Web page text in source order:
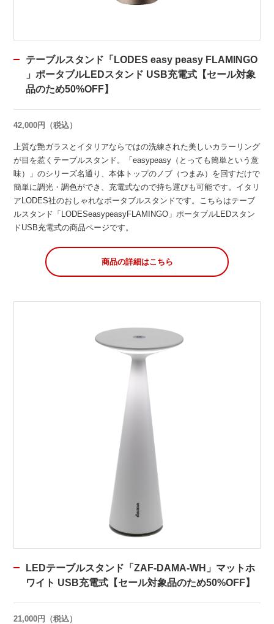
テーブルスタンド「LODES easy peasy FLAMINGO
」ポータブルLEDスタンド USB充電式【セール対象
品のため50%OFF】
42,000円（税込）
上質な艶ガラスとイタリアならではの洗練された美しいカラーリング
が目を惹くテーブルスタンド。「easypeasy（とっても簡単という意
味）」のシリーズ名通り、本体トップのノブ（つまみ）を回すだけで
簡単に調光・調色ができ、充電式なので持ち運びも可能です。イタリ
アLODES社のおしゃれなポータブルスタンドです。こちらはテーブ
ルスタンド「LODESeasypeasyFLAMINGO」ポータブルLEDスタン
ドUSB充電式の商品ページです。
商品の詳細はこちら
LEDテーブルスタンド「ZAF-DAMA-WH」マットホ
ワイト USB充電式【セール対象品のため50%OFF】
21,000円（税込）